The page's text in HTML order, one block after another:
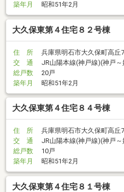
築年月
昭和51年2月
大久保東第４住宅８２号棟
住 所
兵庫県明石市大久保町高丘
交 通
JR山陽本線(神戸線)(神戸
総戸数
20戸
築年月
昭和51年2月
大久保東第４住宅８４号棟
住 所
兵庫県明石市大久保町高丘
交 通
JR山陽本線(神戸線)(神戸
総戸数
10戸
築年月
昭和51年2月
大久保東第４住宅８１号棟